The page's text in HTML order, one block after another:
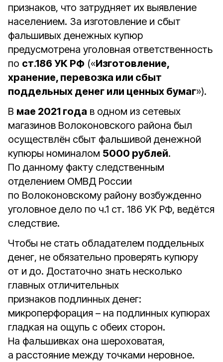
признаков, что затрудняет их выявление
населением. За изготовление и сбыт
фальшивых денежных купюр
предусмотрена уголовная ответственность
по ст.186 УК РФ («Изготовление,
хранение, перевозка или сбыт
поддельных денег или ценных бумаг»).
В мае 2021 года в одном из сетевых
магазинов Волоконовского района был
осуществлён сбыт фальшивой денежной
купюры номиналом 5000 рублей.
По данному факту следственным
отделением ОМВД России
по Волоконовскому району возбужденно
уголовное дело по ч.1 ст. 186 УК РФ, ведётся
следствие.
Чтобы не стать обладателем поддельных
денег, не обязательно проверять купюру
от и до. Достаточно знать несколько
главных отличительных
признаков подлинных денег:
микроперфорация – на подлинных купюрах
гладкая на ощупь с обеих сторон.
На фальшивках она шероховатая,
а расстояние между точками неровное.